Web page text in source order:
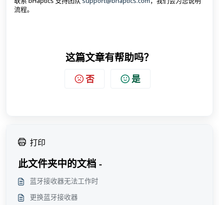
流程。
这篇文章有帮助吗？
否 是
打印
此文件夹中的文档 -
蓝牙接收器无法工作时
更换蓝牙接收器